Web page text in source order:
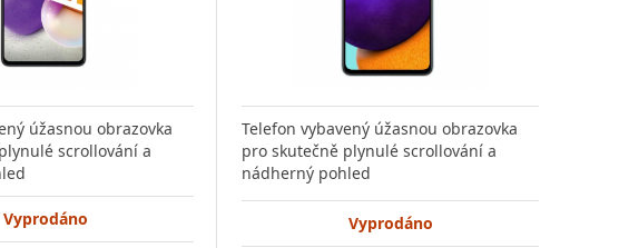
úžasnou obrazovka
scrollování a
Vyprodáno
Telefon vybavený úžasnou obrazovka
pro skutečně plynulé scrollování a
nádherný pohled
Vyprodáno